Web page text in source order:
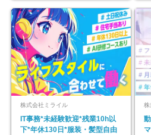
株式会社ミライル
IT事務*未経験歓迎*残業10h以
下*年休130日*服装・髪型自由
株